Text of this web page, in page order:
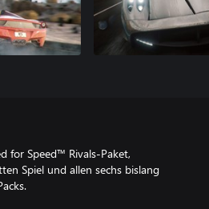
for Speed™ Rivals-Paket,
Spiel und allen sechs bislang